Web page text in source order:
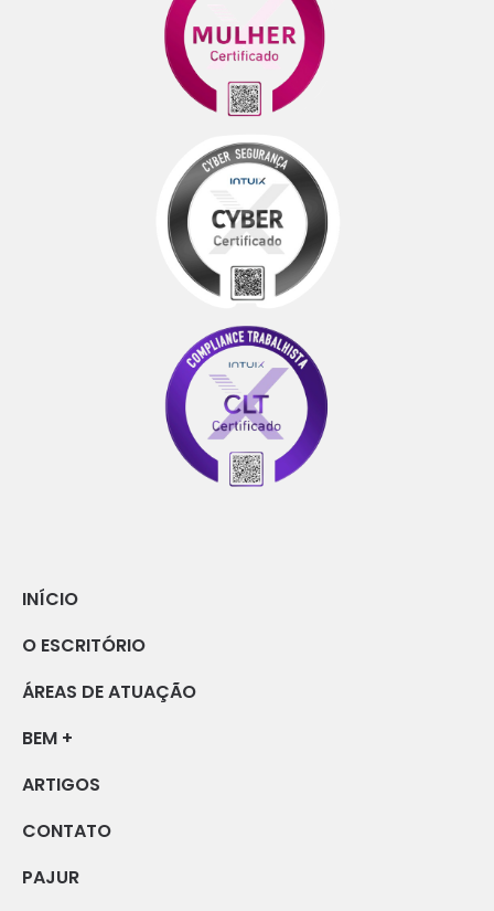
INÍCIO
O ESCRITÓRIO
ÁREAS DE ATUAÇÃO
BEM +
ARTIGOS
CONTATO
PAJUR